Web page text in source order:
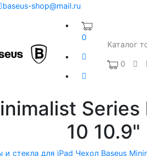
baseus-shop@mail.ru
0
Каталог
0
10 10.9"
и стекла для iPad Чехол Baseus